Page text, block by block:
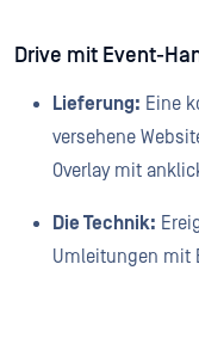
Drive mit Event-
Lieferung: Eine
versehene
Overlay mit
Die Technik:
Umleitungen mit